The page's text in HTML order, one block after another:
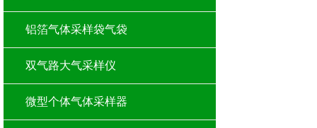
铝箔气体采样袋气袋
双气路大气采样仪
微型个体气体采样器